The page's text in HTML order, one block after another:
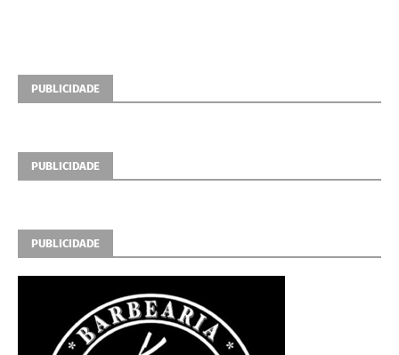
PUBLICIDADE
PUBLICIDADE
PUBLICIDADE